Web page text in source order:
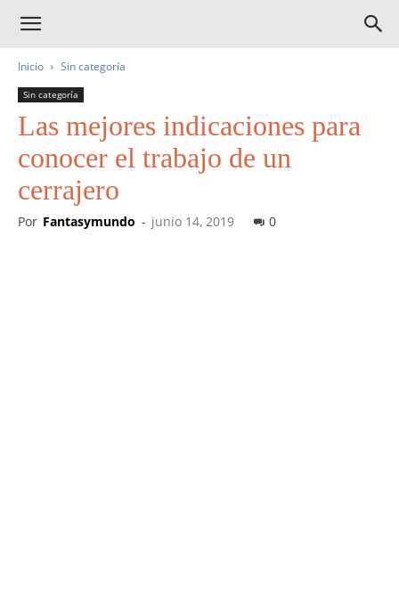
Inicio Sin categoría
Sin categoría
Las mejores indicaciones para
conocer el trabajo de un
cerrajero
Por Fantasymundo - junio 14, 2019 0